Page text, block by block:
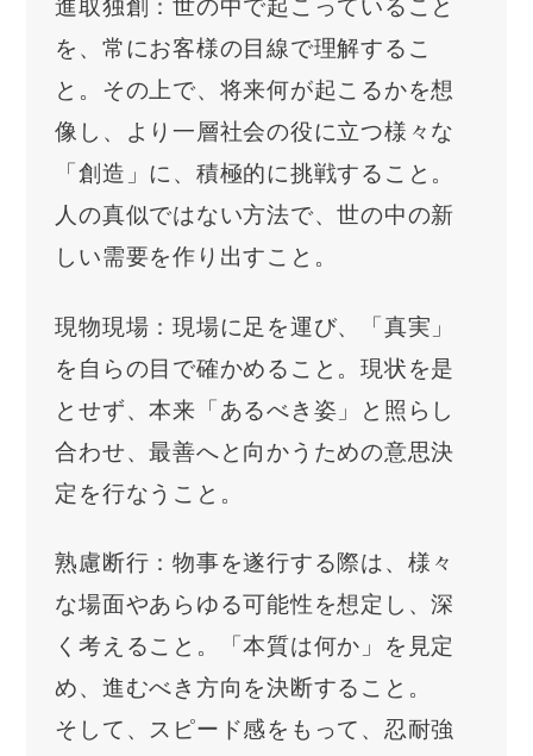
進取独創：世の中で起こっていること
を、常にお客様の目線で理解するこ
と。その上で、将来何が起こるかを想
像し、より一層社会の役に立つ様々な
「創造」に、積極的に挑戦すること。
人の真似ではない方法で、世の中の新
しい需要を作り出すこと。
現物現場：現場に足を運び、「真実」
を自らの目で確かめること。現状を是
とせず、本来「あるべき姿」と照らし
合わせ、最善へと向かうための意思決
定を行なうこと。
熟慮断行：物事を遂行する際は、様々
な場面やあらゆる可能性を想定し、深
く考えること。「本質は何か」を見定
め、進むべき方向を決断すること。
そして、スピード感をもって、忍耐強